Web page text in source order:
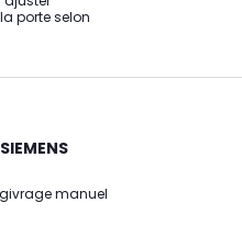
porte selon
manuel